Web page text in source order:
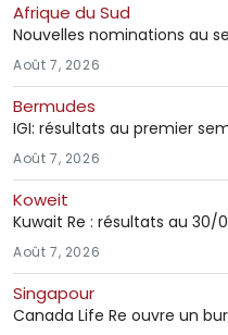
Afrique du Sud
Nouvelles nominations au
Août 7, 2026
Bermudes
IGI: résultats au premier
Août 7, 2026
Koweit
Kuwait Re : résultats au 30/
Août 7, 2026
Singapour
Canada Life Re ouvre un